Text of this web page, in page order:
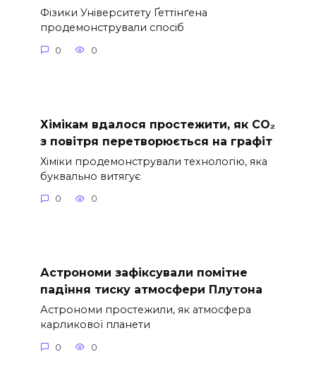
Фізики Університету Ґеттінґена
продемонстрували спосіб
0 0
Хімікам вдалося простежити, як CO₂
з повітря перетворюється на графіт
Хіміки продемонстрували технологію, яка
буквально витягує
0 0
Астрономи зафіксували помітне
падіння тиску атмосфери Плутона
Астрономи простежили, як атмосфера
карликової планети
0 0